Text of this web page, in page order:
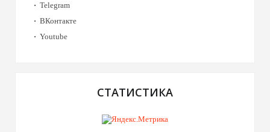
Telegram
ВКонтакте
Youtube
СТАТИСТИКА